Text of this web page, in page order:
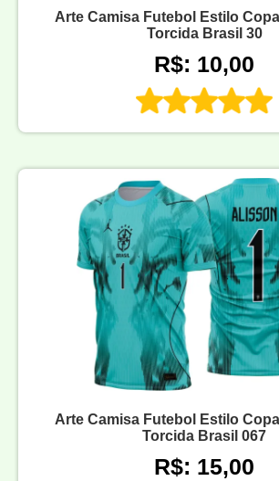
Arte Camisa Futebol Estilo
Torcida Brasil 30
R$: 10,00
Arte Camisa Futebol Estilo
Torcida Brasil 067
R$: 15,00